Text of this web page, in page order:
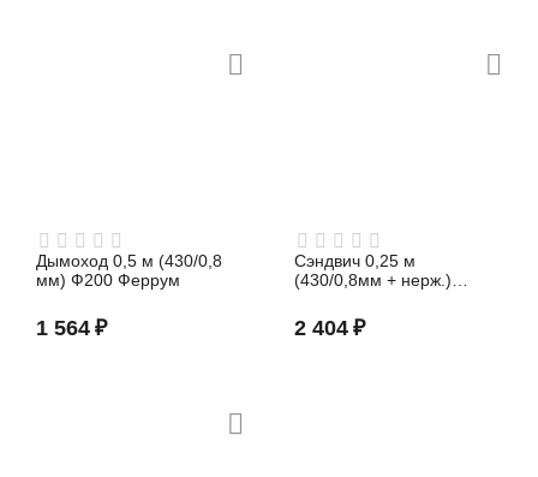
Дымоход 0,5 м (430/0,8
мм) Ф200 Феррум
1 564 ₽
Сэндвич 0,25 м
(430/0,8мм + нерж.)
2 404 ₽